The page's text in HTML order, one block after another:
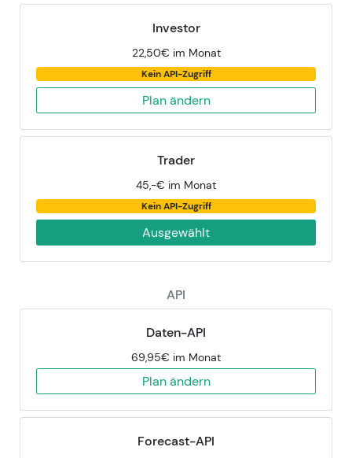
Investor
22,50€ im Monat
Kein API-Zugriff
Plan ändern
Trader
45,-€ im Monat
Kein API-Zugriff
Ausgewählt
API
Daten-API
69,95€ im Monat
Plan ändern
Forecast-API